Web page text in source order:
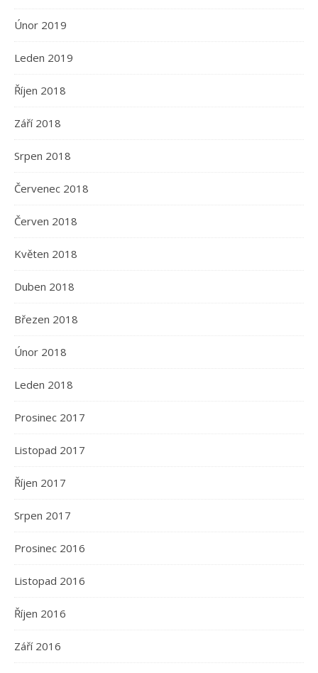
Únor 2019
Leden 2019
Říjen 2018
Září 2018
Srpen 2018
Červenec 2018
Červen 2018
Květen 2018
Duben 2018
Březen 2018
Únor 2018
Leden 2018
Prosinec 2017
Listopad 2017
Říjen 2017
Srpen 2017
Prosinec 2016
Listopad 2016
Říjen 2016
Září 2016